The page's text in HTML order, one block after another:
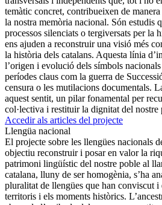
temàtic concret, contribueixen de
la nostra memòria nacional. Són estudis
processos silenciats o tergiversats per la
ens ajuden a reconstruir una visió més
la història dels catalans. Aquesta línia
l’origen i evolució dels símbols
períodes claus com la guerra de
censura o les mutilacions documentals.
aquest sentit, un pilar fonamental per
col·lectiva i restituir la dignitat del nostre
Accedir als articles del projecte
Llengüa nacional
El projecte sobre les llengües nacionals
objectiu reconstruir i posar en valor la
patrimoni lingüístic del nostre poble al
catalana, lluny de ser homogènia, s’ha
pluralitat de llengües que han conviscut i
territoris i els moments històrics.